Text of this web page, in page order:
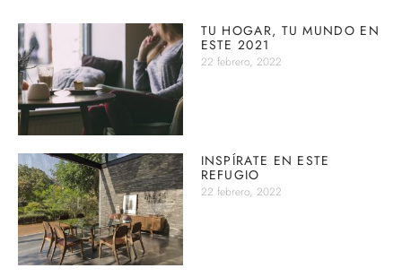
TU HOGAR, TU MUNDO EN
ESTE 2021
22 febrero, 2022
INSPÍRATE EN ESTE
REFUGIO
22 febrero, 2022